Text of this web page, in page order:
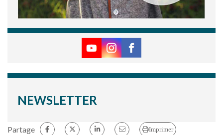
NEWSLETTER
Partage Imprimer